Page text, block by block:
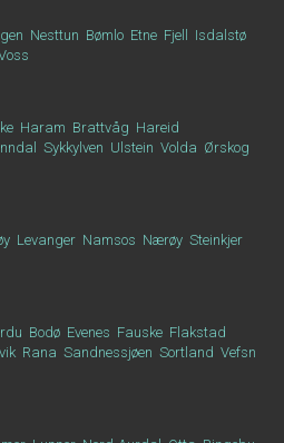
Nesttun Bømlo Etne Fjell
Isdalstø
Haram Brattvåg Hareid
Sykkylven Ulstein Volda Ørskog
Levanger Namsos Nærøy Steinkjer
Bodø Evenes Fauske Flakstad
Rana Sandnessjøen Sortland Vefsn